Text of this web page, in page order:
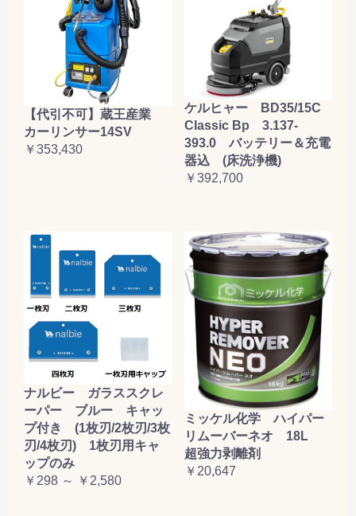
【代引不可】蔵王産業
カーリンサー14SV
￥353,430
ケルヒャー BD35/15C
Classic Bp 3.137-
393.0 バッテリー＆充電
器込 (床洗浄機)
￥392,700
ナルビー ガラススクレ
ーパー ブルー キャッ
プ付き (1枚刃/2枚刃/3枚
刃/4枚刃) 1枚刃用キャ
ップのみ
￥298 ～ ￥2,580
ミッケル化学 ハイパー
リムーバーネオ 18L
超強力剥離剤
￥20,647